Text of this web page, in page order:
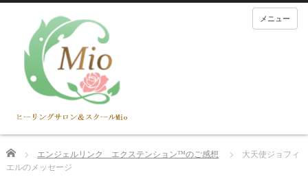
メニュー
Home エンジェルリンク エクステンション™のご感想
大天使ジョフィ
エルのメッセージ